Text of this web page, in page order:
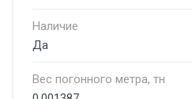
Наличие
Да
Вес погонного метра, тн